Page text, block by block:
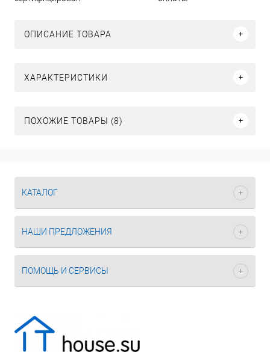
ОПИСАНИЕ ТОВАРА
ХАРАКТЕРИСТИКИ
ПОХОЖИЕ ТОВАРЫ (8)
КАТАЛОГ
НАШИ ПРЕДЛОЖЕНИЯ
ПОМОЩЬ И СЕРВИСЫ